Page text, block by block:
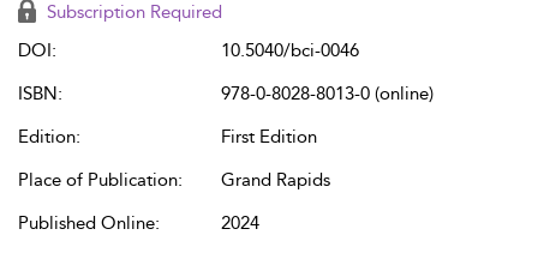
Subscription Required
DOI:
10.5040/bci-0046
ISBN:
978-0-8028-8013-0 (online)
Edition:
First Edition
Place of Publication:
Grand Rapids
Published Online:
2024